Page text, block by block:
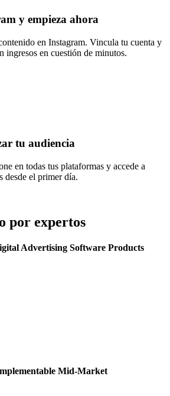
y empieza ahora
en Instagram. Vincula tu cuenta y
ingresos en cuestión de minutos.
tu audiencia
en todas tus plataformas y accede a
desde el primer día.
por expertos
Advertising Software Products
Mid-Market